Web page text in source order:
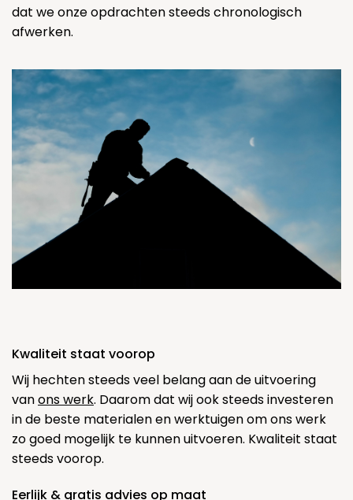
dat we onze opdrachten steeds chronologisch
afwerken.
Kwaliteit staat voorop
Wij hechten steeds veel belang aan de uitvoering
vanons werk. Daarom dat wij ook steeds investeren
in de beste materialen en werktuigen om ons werk
zo goed mogelijk te kunnen uitvoeren. Kwaliteit staat
steeds voorop.
Eerlijk & gratis advies op maat